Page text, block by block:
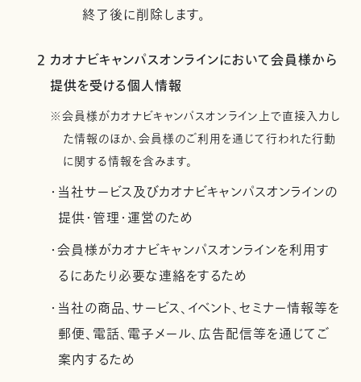
終了後に削除します。
2 カオナビキャンパスオンラインにおいて会員様から
提供を受ける個人情報
※会員様がカオナビキャンパスオンライン上で直接入力し
た情報のほか、会員様のご利用を通じて行われた行動
に関する情報を含みます。
・当社サービス及びカオナビキャンパスオンラインの
提供・管理・運営のため
・会員様がカオナビキャンパスオンラインを利用す
るにあたり必要な連絡をするため
・当社の商品、サービス、イベント、セミナー情報等を
郵便、電話、電子メール、広告配信等を通じてご
案内するため